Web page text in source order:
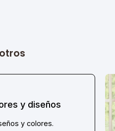
y diseños
y colores.